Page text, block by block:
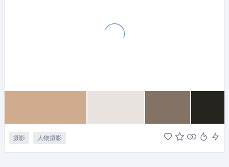
摄影 人物摄影